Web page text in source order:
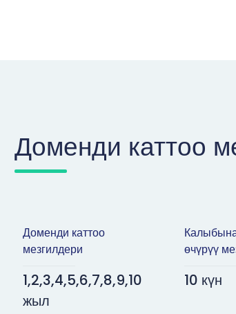
Доменди каттоо
Доменди каттоо
мезгилдери
1,2,3,4,5,6,7,8,9,10
жыл
өчүрүү
10 күн